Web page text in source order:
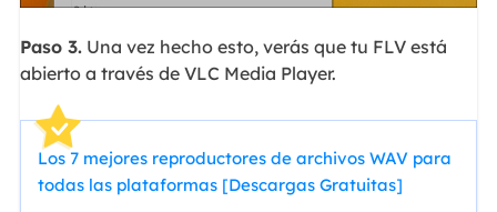
Paso 3.Una vez hecho esto, verás que tu FLV está
abierto a través de VLC Media Player.
Los 7 mejores reproductores de archivos WAV para
todas las plataformas [Descargas Gratuitas]